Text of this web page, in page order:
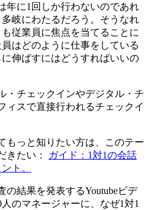
年に1回しか行わないのであれ
岐にわたるだろう。そうなれ
従業員に焦点を当てることに
はどのように仕事をしている
伸ばすにはどうすればいいの
・チェックインやデジタル・チ
ィスで直接行われるチェックイ
もっと知りたい方は、このテー
きたい：
ガイド：1対1の会話
ト。
の結果を発表するYoutubeビデ
のマネージャーに、なぜ1対1